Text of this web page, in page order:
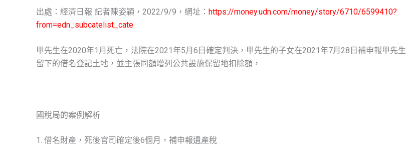
出處：經濟日報 記者陳姿穎，2022/9/9，網址： https://money.udn.com/money/story/6710/6599410?
from=edn_subcatelist_cate
甲先生在2020年1月死亡，法院在2021年5月6日確定判決，甲先生的子女在2021年7月28日補申報甲先生
留下的借名登記土地，並主張同額增列公共設施保留地扣除額，
國稅局的案例解析
1. 借名財產，死後官司確定後6個月，補申報遺產稅